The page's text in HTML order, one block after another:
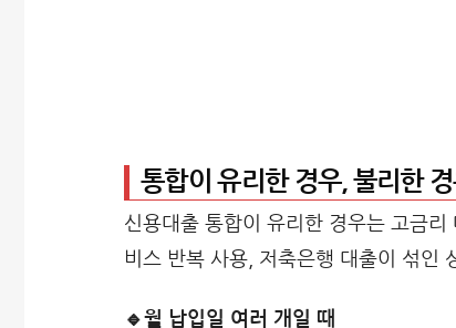
통합이 유리한 경우, 불리한
신용대출 통합이 유리한 경우는 고금
비스 반복 사용, 저축은행 대출이 섞인
🔹월 납입일 여러 개일 때